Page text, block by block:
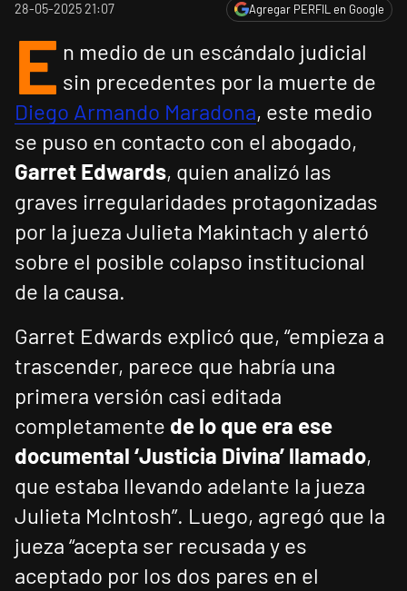
28-05-2025 21:07 Agregar PERFIL en Google
E n medio de un escándalo judicial
sin precedentes por la muerte de
Diego Armando Maradona, este medio
se puso en contacto con el abogado,
Garret Edwards, quien analizó las
graves irregularidades protagonizadas
por la jueza Julieta Makintach y alertó
sobre el posible colapso institucional
de la causa.
Garret Edwards explicó que, “empieza a
trascender, parece que habría una
primera versión casi editada
completamente de lo que era ese
documental ‘Justicia Divina’ llamado,
que estaba llevando adelante la jueza
Julieta McIntosh”. Luego, agregó que la
jueza “acepta ser recusada y es
aceptado por los dos pares en el